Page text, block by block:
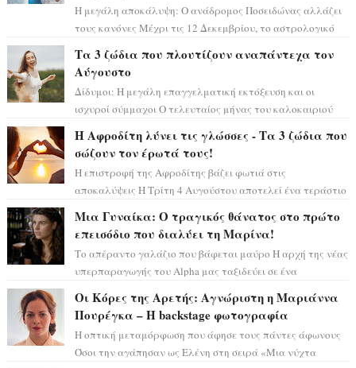
Η μεγάλη αποκάλυψη: Ο ανάδρομος Ποσειδώνας αλλάζει
τους κανόνες Μέχρι τις 12 Δεκεμβρίου, το αστρολογικό
Τα 3 ζώδια που πλουτίζουν αναπάντεχα τον
Αύγουστο
Δίδυμοι: Η μεγάλη επαγγελματική εκτόξευση και οι
ισχυροί σύμμαχοι Ο τελευταίος μήνας του καλοκαιριού
Η Αφροδίτη λύνει τις γλώσσες - Τα 3 ζώδια που
σώζουν τον έρωτά τους!
Η επιστροφή της Αφροδίτης βάζει φωτιά στις
αποκαλύψεις Η Τρίτη 4 Αυγούστου αποτελεί ένα τεράστιο
Μια Γυναίκα: Ο τραγικός θάνατος στο πρώτο
επεισόδιο που διαλύει τη Μαρίνα!
Το απέραντο γαλάζιο που βάφεται μαύρο Η αρχή της νέας
υπερπαραγωγής του Alpha μας ταξιδεύει σε ένα
Οι Κόρες της Αρετής: Αγνώριστη η Μαριάννα
Πουρέγκα – H backstage φωτογραφία
Η οπτική μεταμόρφωση που άφησε τους πάντες άφωνους
Όσοι την αγάπησαν ως Ελένη στη σειρά «Μια νύχτα